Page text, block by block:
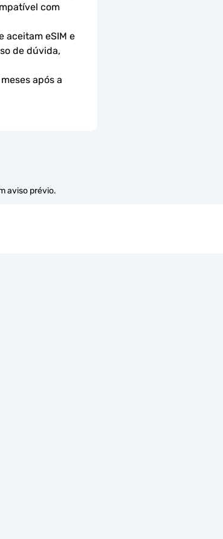
com
aceitam eSIM e
de dúvida,
após a
aviso prévio.